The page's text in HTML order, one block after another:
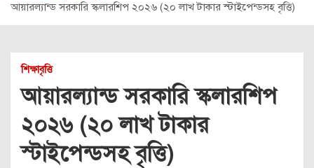
আয়ারল্যান্ড সরকারি স্কলারশিপ ২০২৬ (২০ লাখ টাকার স্টাইপেন্ডসহ বৃত্তি)
শিক্ষাবৃত্তি
আয়ারল্যান্ড সরকারি স্কলারশিপ
২০২৬ (২০ লাখ টাকার
স্টাইপেন্ডসহ বৃত্তি)